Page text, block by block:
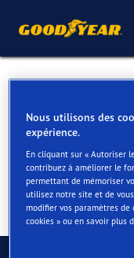
Pneus été
Z3
Nous utilisons des
expérience.
En cliquant sur « Autoriser
contribuez à améliorer le
permettant de mémoriser
utilisez notre site et de
modifier vos paramètres de
cookies » ou en savoir plus